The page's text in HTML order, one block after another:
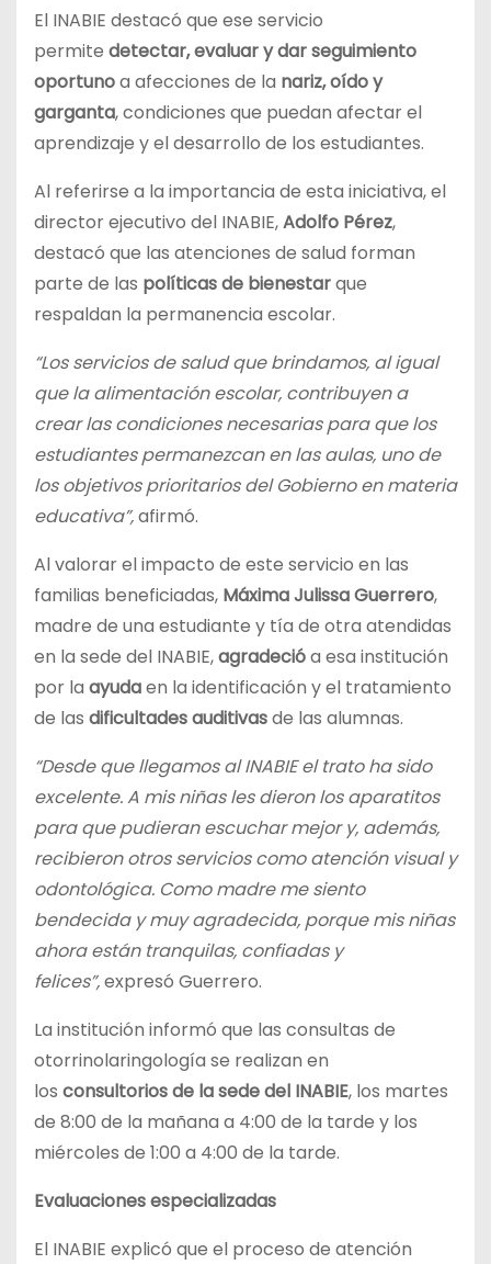
El INABIE destacó que ese servicio
permite detectar, evaluar y dar seguimiento
oportunoa afecciones de la nariz, oído y
garganta, condiciones que puedan afectar el
aprendizaje y el desarrollo de los estudiantes.
Al referirse a la importancia de esta iniciativa, el
director ejecutivo del INABIE,Adolfo Pérez,
destacó que las atenciones de salud forman
parte de las políticas de bienestarque
respaldan la permanencia escolar.
“Los servicios de salud que brindamos, al igual
que la alimentación escolar, contribuyen a
crear las condiciones necesarias para que los
estudiantes permanezcan en las aulas, uno de
los objetivos prioritarios del Gobierno en materia
educativa”,afirmó.
Al valorar el impacto de este servicio en las
familias beneficiadas, Máxima Julissa Guerrero,
madre de una estudiante y tía de otra atendidas
en la sede del INABIE,agradecióa esa institución
por la ayudaen la identificación y el tratamiento
de las dificultades auditivasde las alumnas.
“Desde que llegamos al INABIE el trato ha sido
excelente. A mis niñas les dieron los aparatitos
para que pudieran escuchar mejor y, además,
recibieron otros servicios como atención visual y
odontológica. Como madre me siento
bendecida y muy agradecida, porque mis niñas
ahora están tranquilas, confiadas y
felices”,expresó Guerrero.
La institución informó que las consultas de
otorrinolaringología se realizan en
los consultorios de la sede del INABIE, los martes
de 8:00 de la mañana a 4:00 de la tarde y los
miércoles de 1:00 a 4:00 de la tarde.
Evaluaciones especializadas
El INABIE explicó que el proceso de atención